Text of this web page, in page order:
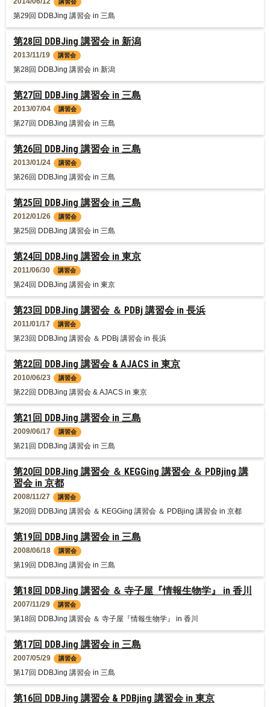
第16回 DDBJing 講習会 & PDBjing 講習会 in 東京
第17回 DDBJing 講習会 in 三島
2007/05/29 講習会
第17回 DDBJing 講習会 in 三島
第18回 DDBJing 講習会 ＆ 寺子屋『情報生物学』 in 香川
2007/11/29 講習会
第18回 DDBJing 講習会 ＆ 寺子屋『情報生物学』 in 香川
第19回 DDBJing 講習会 in 三島
2008/06/18 講習会
第19回 DDBJing 講習会 in 三島
第20回 DDBJing 講習会 ＆ KEGGing 講習会 ＆ PDBjing 講
習会 in 京都
2008/11/27 講習会
第20回 DDBJing 講習会 ＆ KEGGing 講習会 ＆ PDBjing 講習会 in 京都
第21回 DDBJing 講習会 in 三島
2009/06/17 講習会
第21回 DDBJing 講習会 in 三島
第22回 DDBJing 講習会 & AJACS in 東京
2010/06/23 講習会
第22回 DDBJing 講習会 & AJACS in 東京
第23回 DDBJing 講習会 ＆ PDBj 講習会 in 長浜
2011/01/17 講習会
第23回 DDBJing 講習会 ＆ PDBj 講習会 in 長浜
第24回 DDBJing 講習会 in 東京
2011/06/30 講習会
第24回 DDBJing 講習会 in 東京
第25回 DDBJing 講習会 in 三島
2012/01/26 講習会
第25回 DDBJing 講習会 in 三島
第26回 DDBJing 講習会 in 三島
2013/01/24 講習会
第26回 DDBJing 講習会 in 三島
第27回 DDBJing 講習会 in 三島
2013/07/04 講習会
第27回 DDBJing 講習会 in 三島
第28回 DDBJing 講習会 in 新潟
2013/11/19 講習会
第28回 DDBJing 講習会 in 新潟
講習会
第29回 DDBJing 講習会 in 三島